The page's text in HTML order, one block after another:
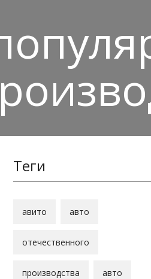
Теги
авито авто
отечественного
производства авто